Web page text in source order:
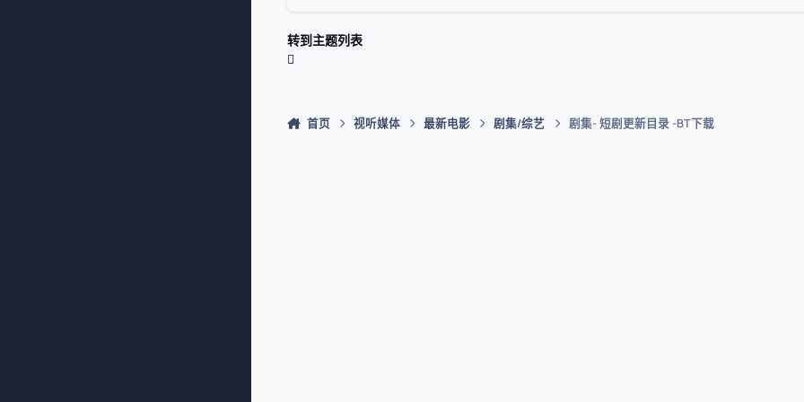
转到主题列表
首页 视听媒体 最新电影 剧集/综艺 剧集- 短剧更新目录 -BT下载